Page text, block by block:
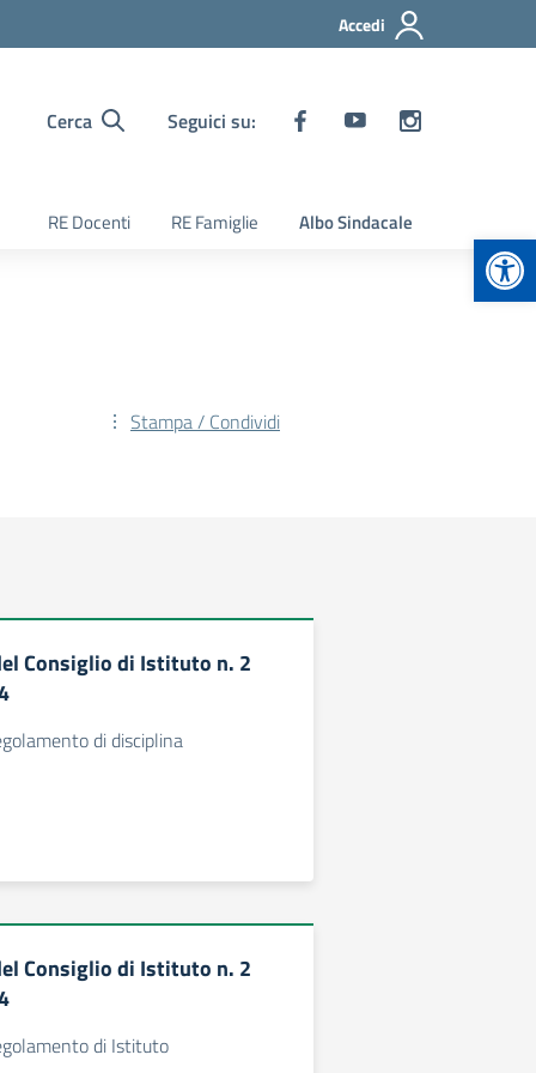
Accedi
Cerca Seguici su:
RE Docenti RE Famiglie Albo Sindacale
Stampa / Condividi
Consiglio di Istituto n. 2
di disciplina
Consiglio di Istituto n. 2
di Istituto